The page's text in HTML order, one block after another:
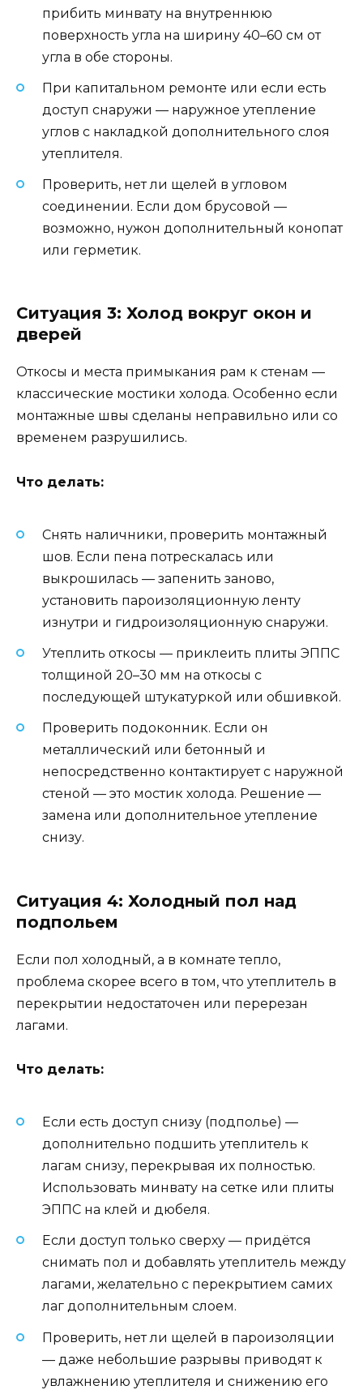
прибить минвату на внутреннюю
поверхность угла на ширину 40–60 см от
угла в обе стороны.
При капитальном ремонте или если есть
доступ снаружи — наружное утепление
углов с накладкой дополнительного слоя
утеплителя.
Проверить, нет ли щелей в угловом
соединении. Если дом брусовой —
возможно, нужон дополнительный конопат
или герметик.
Ситуация 3: Холод вокруг окон и
дверей
Откосы и места примыкания рам к стенам —
классические мостики холода. Особенно если
монтажные швы сделаны неправильно или со
временем разрушились.
Что делать:
Снять наличники, проверить монтажный
шов. Если пена потрескалась или
выкрошилась — запенить заново,
установить пароизоляционную ленту
изнутри и гидроизоляционную снаружи.
Утеплить откосы — приклеить плиты ЭППС
толщиной 20–30 мм на откосы с
последующей штукатуркой или обшивкой.
Проверить подоконник. Если он
металлический или бетонный и
непосредственно контактирует с наружной
стеной — это мостик холода. Решение —
замена или дополнительное утепление
снизу.
Ситуация 4: Холодный пол над
подпольем
Если пол холодный, а в комнате тепло,
проблема скорее всего в том, что утеплитель в
перекрытии недостаточен или перерезан
лагами.
Что делать:
Если есть доступ снизу (подполье) —
дополнительно подшить утеплитель к
лагам снизу, перекрывая их полностью.
Использовать минвату на сетке или плиты
ЭППС на клей и дюбеля.
Если доступ только сверху — придётся
снимать пол и добавлять утеплитель между
лагами, желательно с перекрытием самих
лаг дополнительным слоем.
Проверить, нет ли щелей в пароизоляции
— даже небольшие разрывы приводят к
увлажнению утеплителя и снижению его